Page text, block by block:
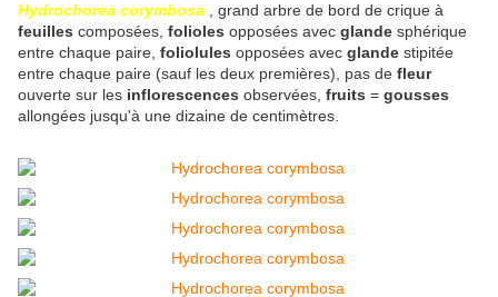
Hydrochorea corymbosa , grand arbre de bord de crique à
feuilles composées, folioles opposées avec glande sphérique
entre chaque paire, foliolules opposées avec glande stipitée
entre chaque paire (sauf les deux premières), pas de fleur
ouverte sur les inflorescences observées, fruits = gousses
allongées jusqu'à une dizaine de centimètres.